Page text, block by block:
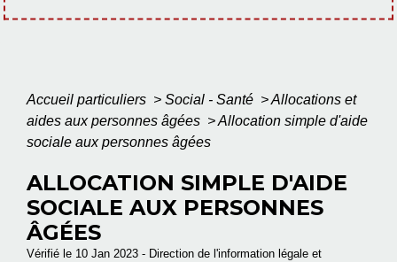
Accueil particuliers > Social - Santé >Allocations et
aides aux personnes âgées >Allocation simple d'aide
sociale aux personnes âgées
ALLOCATION SIMPLE D'AIDE
SOCIALE AUX PERSONNES
ÂGÉES
Vérifié le 10 Jan 2023 - Direction de l'information légale et